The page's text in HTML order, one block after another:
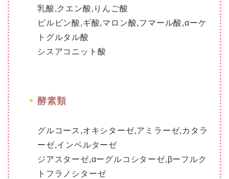
乳酸,クエン酸,りんご酸
ピルビン酸,ギ酸,マロン酸,フマール酸,αーケ
トグルタル酸
シスアコニット酸
酵素類
グルコース,オキシターゼ,アミラーゼ,カタラ
ーゼ,インベルターゼ
ジアスターゼ,αーグルコシターゼ,βーフルク
トフラノシターゼ